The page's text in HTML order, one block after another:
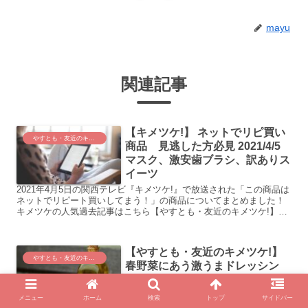
mayu
関連記事
【キメツケ!】 ネットでリピ買い
商品 見逃した方必見 2021/4/5
マスク、激安歯ブラシ、訳ありス
イーツ
2021年4月5日の関西テレビ『キメツケ!』で放送された「この商品は
ネットでリピート買いしてまう！」の商品についてまとめました！
キメツケの人気過去記事はこちら【やすとも・友近のキメツケ!】エ
やすとも・友近のキメツケ！
【やすとも・友近のキメツケ!】
春野菜にあう激うまドレッシン
グ 2021年5月18日 簡単レシ
ピ、おすすめ
メニュー ホーム 検索 トップ サイドバー